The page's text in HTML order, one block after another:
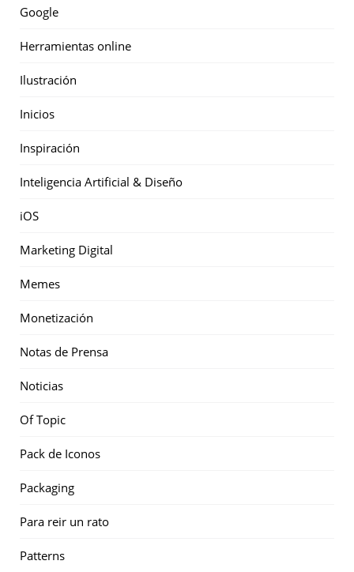
Google
Herramientas online
Ilustración
Inicios
Inspiración
Inteligencia Artificial & Diseño
iOS
Marketing Digital
Memes
Monetización
Notas de Prensa
Noticias
Of Topic
Pack de Iconos
Packaging
Para reir un rato
Patterns